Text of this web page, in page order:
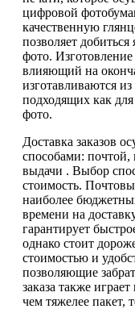
цифровой
качественную
позволяет
фото.
влияющий на
изготавливаются
подходящих как
фото.
Доставка заказов
способами:
выдачи . Выбор
стоимость.
наиболее
времени на
гарантирует
однако стоит
стоимостью и
позволяющие
заказа также
чем тяжелее пакет,